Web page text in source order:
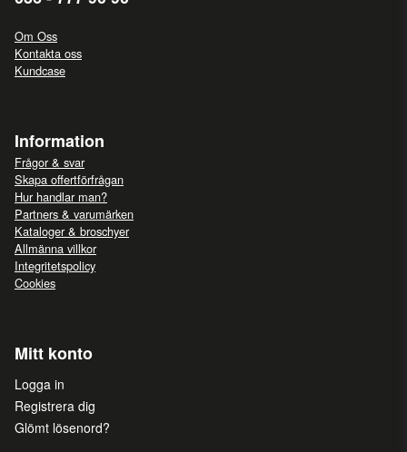
Om Oss
Kontakta oss
Kundcase
Information
Frågor & svar
Skapa offertförfrågan
Hur handlar man?
Partners & varumärken
Kataloger & broschyer
Allmänna villkor
Integritetspolicy
Cookies
Mitt konto
Logga in
Registrera dig
Glömt lösenord?